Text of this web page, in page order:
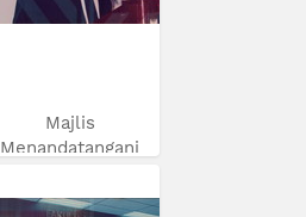
Majlis
Menandatangani